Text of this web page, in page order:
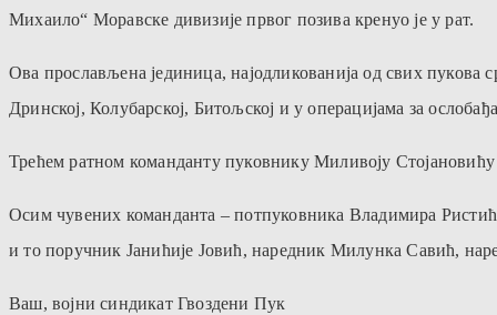
Михаило“ Моравске дивизије првог позива кренуо је у рат.
Ова прослављена јединица, најодликованија од свих пукова
Дринској, Колубарској, Битољској и у операцијама за
Трећем ратном команданту пуковнику Миливоју
Осим чувених команданта – потпуковника Владимира
и то поручник Јанићије Јовић, наредник Милунка Савић,
Ваш, војни синдикат Гвоздени Пук